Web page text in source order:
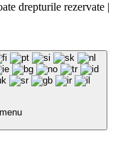
drepturile rezervate |